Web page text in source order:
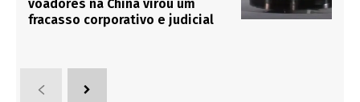
voadores na China virou um
fracasso corporativo e judicial